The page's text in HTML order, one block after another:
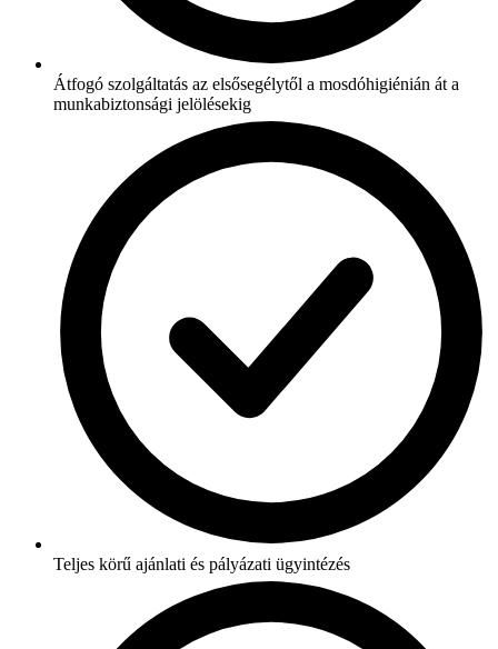
Átfogó szolgáltatás az elsősegélytől a mosdóhigiénián át a
munkabiztonsági jelölésekig
Teljes körű ajánlati és pályázati ügyintézés